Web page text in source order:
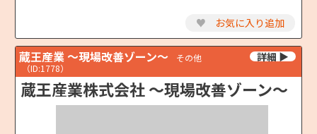
♥ お気に入り追加
蔵王産業 ～現場改善ゾーン～
その他
（ID:1778）
蔵王産業株式会社 ～現場改善ゾーン～